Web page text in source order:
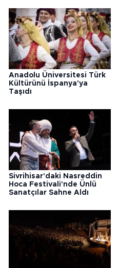
Anadolu Üniversitesi Türk
Kültürünü İspanya'ya
Taşıdı
Sivrihisar'daki Nasreddin
Hoca Festivali'nde Ünlü
Sanatçılar Sahne Aldı